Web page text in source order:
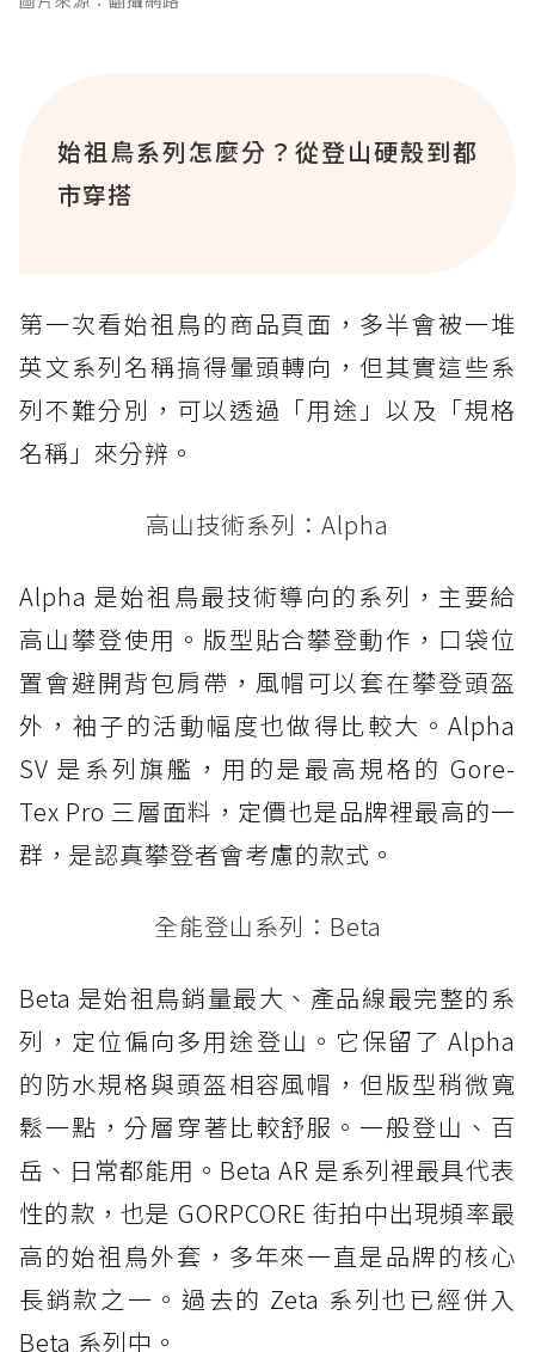
始祖鳥系列怎麼分？從登山硬殼到都
市穿搭
第一次看始祖鳥的商品頁面，多半會被一堆
英文系列名稱搞得暈頭轉向，但其實這些系
列不難分別，可以透過「用途」以及「規格
名稱」來分辨。
高山技術系列：Alpha
Alpha 是始祖鳥最技術導向的系列，主要給
高山攀登使用。版型貼合攀登動作，口袋位
置會避開背包肩帶，風帽可以套在攀登頭盔
外，袖子的活動幅度也做得比較大。Alpha
SV 是系列旗艦，用的是最高規格的 Gore-
Tex Pro 三層面料，定價也是品牌裡最高的一
群，是認真攀登者會考慮的款式。
全能登山系列：Beta
Beta 是始祖鳥銷量最大、產品線最完整的系
列，定位偏向多用途登山。它保留了 Alpha
的防水規格與頭盔相容風帽，但版型稍微寬
鬆一點，分層穿著比較舒服。一般登山、百
岳、日常都能用。Beta AR 是系列裡最具代表
性的款，也是 GORPCORE 街拍中出現頻率最
高的始祖鳥外套，多年來一直是品牌的核心
長銷款之一。過去的 Zeta 系列也已經併入
Beta 系列中。